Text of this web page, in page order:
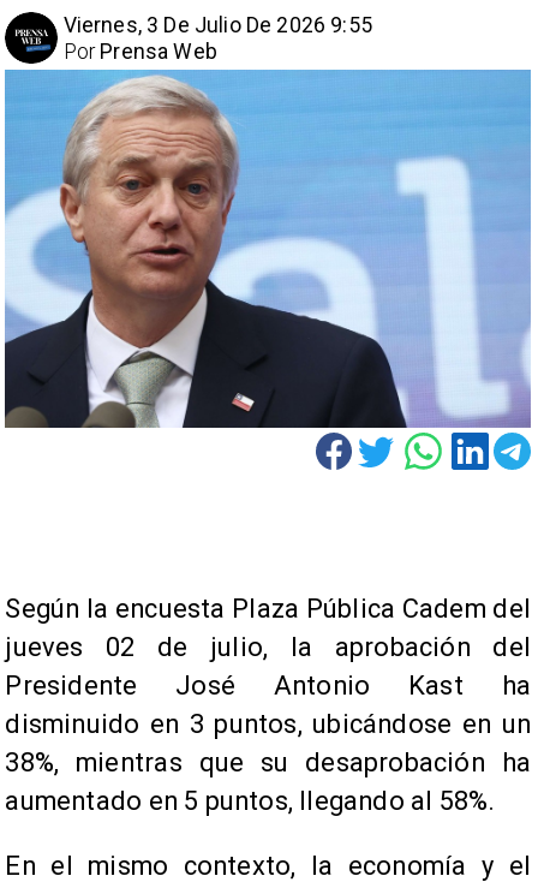
Viernes, 3 De Julio De 2026 9:55
Prensa Web
Por
Según la encuesta Plaza Pública Cadem del
jueves 02 de julio, la aprobación del
Presidente José Antonio Kast ha
disminuido en 3 puntos, ubicándose en un
38%, mientras que su desaprobación ha
aumentado en 5 puntos, llegando al 58%.
En el mismo contexto, la economía y el